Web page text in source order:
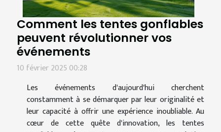
Comment les tentes gonflables
peuvent révolutionner vos
événements
10 février 2025 00:28
Les événements d'aujourd'hui cherchent
constamment à se démarquer par leur originalité et
leur capacité à offrir une expérience inoubliable. Au
cœur de cette quête d'innovation, les tentes